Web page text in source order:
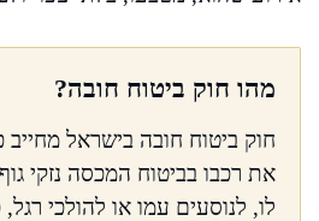
מהו חוק ביטוח חובה?
חוק ביטוח חובה בישראל
את רכבו בביטוח המכסה נזקי
לו, לנוסעים עמו או להולכי